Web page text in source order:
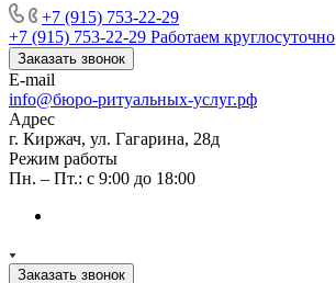
+7 (915) 753-22-29
+7 (915) 753-22-29 Работаем круглосуточно
Заказать звонок
E-mail
info@бюро-ритуальных-услуг.рф
Адрес
г. Киржач, ул. Гагарина, 28д
Режим работы
Пн. – Пт.: с 9:00 до 18:00
Заказать звонок